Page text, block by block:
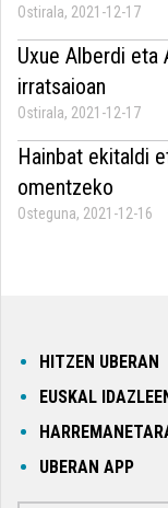
Ostirala, 2021-12-17
Uxue Alberdi eta
irratsaioan
Ostirala, 2021-12-17
Hainbat ekitaldi
omentzeko
Osteguna, 2021-12-16
HITZEN UBERAN
EUSKAL
UBERAN APP